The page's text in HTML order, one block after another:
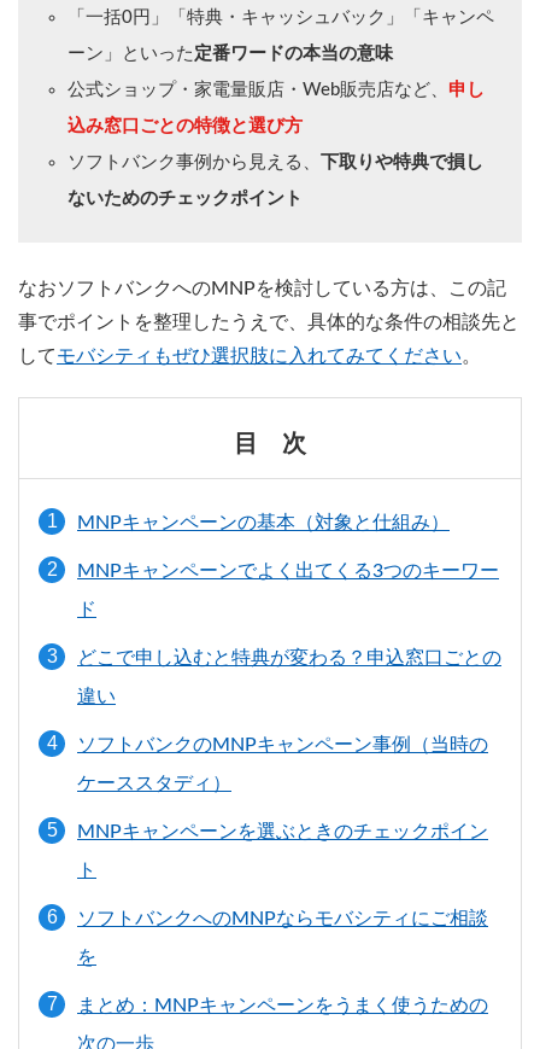
「一括0円」「特典・キャッシュバック」「キャンペ
ーン」といった 定番ワードの本当の意味
公式ショップ・家電量販店・Web販売店など、 申し
込み窓口ごとの特徴と選び方
ソフトバンク事例から見える、
下取りや特典で損し
ないためのチェックポイント
なおソフトバンクへのMNPを検討している方は、この記
事でポイントを整理したうえで、具体的な条件の相談先と
してモバシティもぜひ選択肢に入れてみてください。
目 次
MNPキャンペーンの基本（対象と仕組み）
MNPキャンペーンでよく出てくる3つのキーワー
ド
どこで申し込むと特典が変わる？申込窓口ごとの
違い
ソフトバンクのMNPキャンペーン事例（当時の
ケーススタディ）
MNPキャンペーンを選ぶときのチェックポイン
ト
ソフトバンクへのMNPならモバシティにご相談
を
まとめ：MNPキャンペーンをうまく使うための
次の一歩